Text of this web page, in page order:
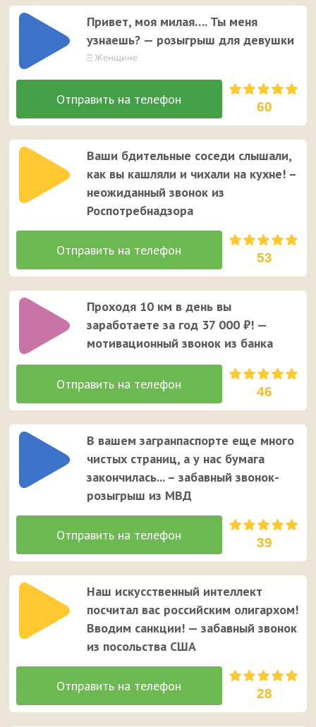
Привет, моя милая…. Ты меня
узнаешь? — розыгрыш для девушки
60
Ваши бдительные соседи слышали,
как вы кашляли и чихали на кухне! –
неожиданный звонок из
Роспотребнадзора
53
Проходя 10 км в день вы
заработаете за год 37 000 ₽! —
мотивационный звонок из банка
46
В вашем загранпаспорте еще много
чистых страниц, а у нас бумага
закончилась... – забавный звонок-
розыгрыш из МВД
39
Наш искусственный интеллект
посчитал вас российским олигархом!
Вводим санкции! — забавный звонок
из посольства США
28